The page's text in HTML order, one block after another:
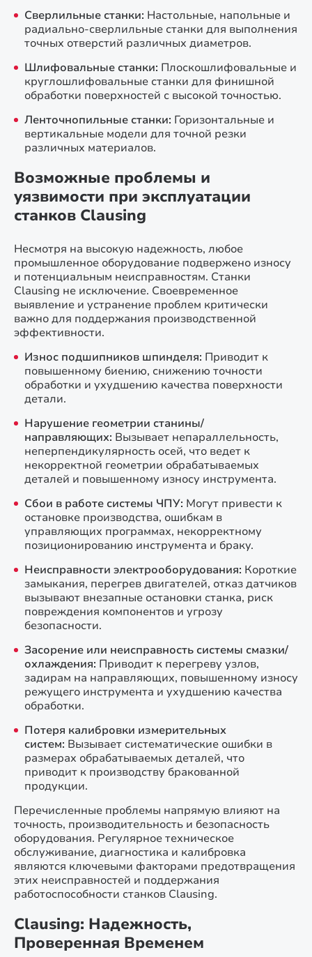
Сверлильные станки: Настольные, напольные и
радиально-сверлильные станки для выполнения
точных отверстий различных диаметров.
Шлифовальные станки: Плоскошлифовальные и
круглошлифовальные станки для финишной
обработки поверхностей с высокой точностью.
Ленточнопильные станки: Горизонтальные и
вертикальные модели для точной резки
различных материалов.
Возможные проблемы и
уязвимости при эксплуатации
станков Clausing
Несмотря на высокую надежность, любое
промышленное оборудование подвержено износу
и потенциальным неисправностям. Станки
Clausing не исключение. Своевременное
выявление и устранение проблем критически
важно для поддержания производственной
эффективности.
Износ подшипников шпинделя: Приводит к
повышенному биению, снижению точности
обработки и ухудшению качества поверхности
детали.
Нарушение геометрии станины/
направляющих: Вызывает непараллельность,
неперпендикулярность осей, что ведет к
некорректной геометрии обрабатываемых
деталей и повышенному износу инструмента.
Сбои в работе системы ЧПУ: Могут привести к
остановке производства, ошибкам в
управляющих программах, некорректному
позиционированию инструмента и браку.
Неисправности электрооборудования: Короткие
замыкания, перегрев двигателей, отказ датчиков
вызывают внезапные остановки станка, риск
повреждения компонентов и угрозу
безопасности.
Засорение или неисправность системы смазки/
охлаждения: Приводит к перегреву узлов,
задирам на направляющих, повышенному износу
режущего инструмента и ухудшению качества
обработки.
Потеря калибровки измерительных
систем: Вызывает систематические ошибки в
размерах обрабатываемых деталей, что
приводит к производству бракованной
продукции.
Перечисленные проблемы напрямую влияют на
точность, производительность и безопасность
оборудования. Регулярное техническое
обслуживание, диагностика и калибровка
являются ключевыми факторами предотвращения
этих неисправностей и поддержания
работоспособности станков Clausing.
Clausing: Надежность,
Проверенная Временем